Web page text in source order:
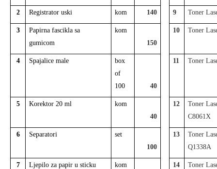
2 Registrator uski kom 140 9 Toner
3
Papirna fascikla sa
gumicom
kom
150
10 Toner
4 Spajalice male
box
of
100
40
11 Toner
5 Korektor 20 ml
kom
40
12
Toner
C8061X
6 Separatori
set
100
13
Toner
Q1338A
7 Ljepilo za papir u sticku
kom
14
Toner